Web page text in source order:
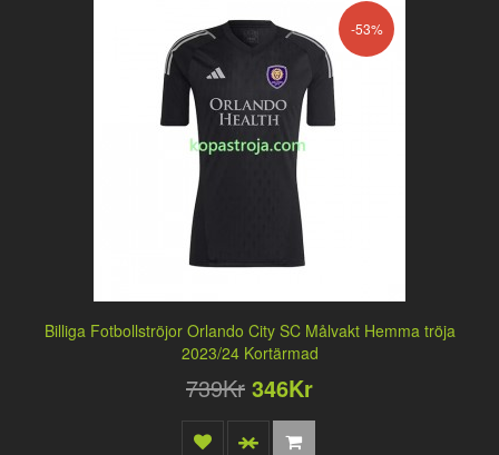
-53%
Billiga Fotbollströjor Orlando City SC Målvakt Hemma tröja
2023/24 Kortärmad
739Kr 346Kr